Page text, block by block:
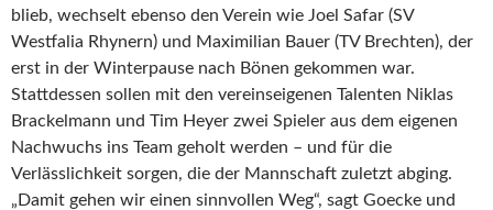
blieb, wechselt ebenso den Verein wie Joel Safar (SV
Westfalia Rhynern) und Maximilian Bauer (TV Brechten), der
erst in der Winterpause nach Bönen gekommen war.
Stattdessen sollen mit den vereinseigenen Talenten Niklas
Brackelmann und Tim Heyer zwei Spieler aus dem eigenen
Nachwuchs ins Team geholt werden – und für die
Verlässlichkeit sorgen, die der Mannschaft zuletzt abging.
„Damit gehen wir einen sinnvollen Weg“, sagt Goecke und